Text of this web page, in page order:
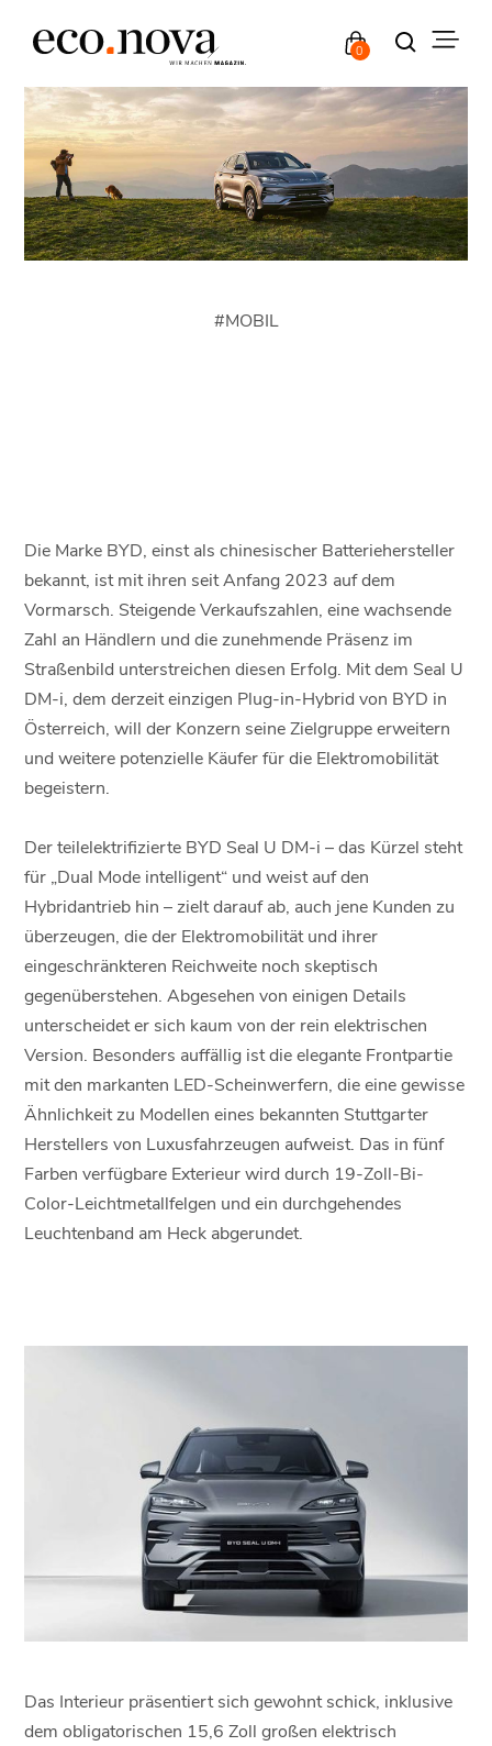
0
#MOBIL
Die Marke BYD, einst als chinesischer Batteriehersteller
bekannt, ist mit ihren seit Anfang 2023 auf dem
Vormarsch. Steigende Verkaufszahlen, eine wachsende
Zahl an Händlern und die zunehmende Präsenz im
Straßenbild unterstreichen diesen Erfolg. Mit dem Seal U
DM-i, dem derzeit einzigen Plug-in-Hybrid von BYD in
Österreich, will der Konzern seine Zielgruppe erweitern
und weitere potenzielle Käufer für die Elektromobilität
begeistern.
Der teilelektrifizierte BYD Seal U DM-i – das Kürzel steht
für „Dual Mode intelligent“ und weist auf den
Hybridantrieb hin – zielt darauf ab, auch jene Kunden zu
überzeugen, die der Elektromobilität und ihrer
eingeschränkteren Reichweite noch skeptisch
gegenüberstehen. Abgesehen von einigen Details
unterscheidet er sich kaum von der rein elektrischen
Version. Besonders auffällig ist die elegante Frontpartie
mit den markanten LED-Scheinwerfern, die eine gewisse
Ähnlichkeit zu Modellen eines bekannten Stuttgarter
Herstellers von Luxusfahrzeugen aufweist. Das in fünf
Farben verfügbare Exterieur wird durch 19-Zoll-Bi-
Color-Leichtmetallfelgen und ein durchgehendes
Leuchtenband am Heck abgerundet.
Das Interieur präsentiert sich gewohnt schick, inklusive
dem obligatorischen 15,6 Zoll großen elektrisch